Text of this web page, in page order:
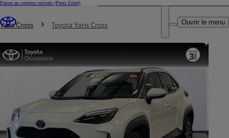
Passer au contenu suivant (Press Enter)
Trouvez un partenaire Toyota
DEALER NAME
Ouvrir le menu
Vous êtes ici
Yaris Cross Toyota Yaris Cross